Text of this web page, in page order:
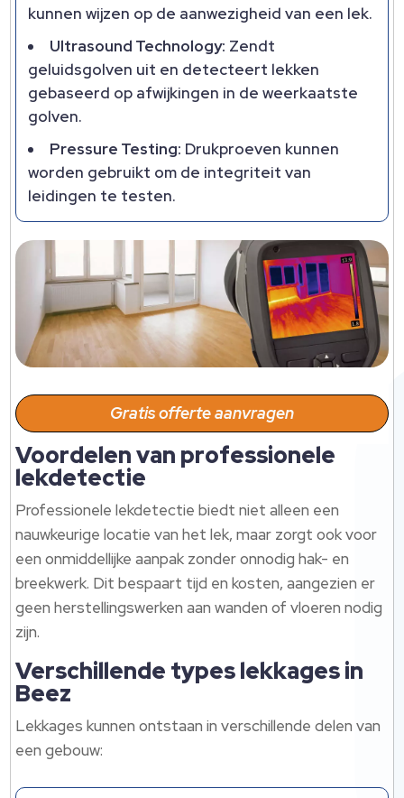
kunnen wijzen op de aanwezigheid van een lek.
Ultrasound Technology: Zendt
geluidsgolven uit en detecteert lekken
gebaseerd op afwijkingen in de weerkaatste
golven.
Pressure Testing: Drukproeven kunnen
worden gebruikt om de integriteit van
leidingen te testen.
Gratis offerte aanvragen
Voordelen van professionele
lekdetectie
Professionele lekdetectie biedt niet alleen een
nauwkeurige locatie van het lek, maar zorgt ook voor
een onmiddellijke aanpak zonder onnodig hak- en
breekwerk. Dit bespaart tijd en kosten, aangezien er
geen herstellingswerken aan wanden of vloeren nodig
zijn.
Verschillende types lekkages in
Beez
Lekkages kunnen ontstaan in verschillende delen van
een gebouw: